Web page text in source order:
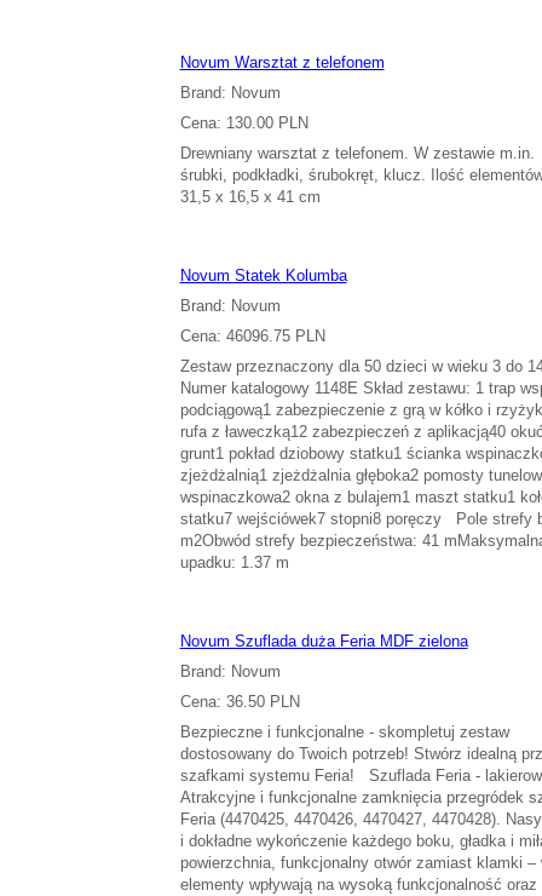
Novum Warsztat z telefonem
Brand: Novum
Cena: 130.00 PLN
Drewniany warsztat z telefonem. W zestawie m.in.
śrubki, podkładki, śrubokręt, klucz. Ilość
31,5 x 16,5 x 41 cm
Novum Statek Kolumba
Brand: Novum
Cena: 46096.75 PLN
Zestaw przeznaczony dla 50 dzieci w wieku 3 do
Numer katalogowy 1148E Skład zestawu: 1 trap
podciągową1 zabezpieczenie z grą w kółko i
rufa z ławeczką12 zabezpieczeń z aplikacją40
grunt1 pokład dziobowy statku1 ścianka
zjeżdżalnią1 zjeżdżalnia głęboka2 pomosty
wspinaczkowa2 okna z bulajem1 maszt statku1
statku7 wejściówek7 stopni8 poręczy Pole strefy
m2Obwód strefy bezpieczeństwa: 41
upadku: 1.37 m
Novum Szuflada duża Feria MDF zielona
Brand: Novum
Cena: 36.50 PLN
Bezpieczne i funkcjonalne - skompletuj zestaw
dostosowany do Twoich potrzeb! Stwórz idealną
szafkami systemu Feria! Szuflada Feria -
Atrakcyjne i funkcjonalne zamknięcia przegródek
Feria (4470425, 4470426, 4470427, 4470428).
i dokładne wykończenie każdego boku, gładka i
powierzchnia, funkcjonalny otwór zamiast klamki
elementy wpływają na wysoką funkcjonalność